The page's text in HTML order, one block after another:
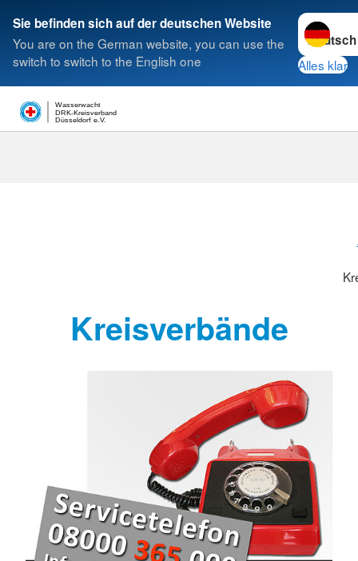
Sie befinden sich auf der deutschen Website
You are on the German website, you can use the
switch to switch to the English one
Sprache
Alles klar
Düsseldorf e.V.
DRK-Kreisverband
Wasserwacht
Suche
Kreisverbände